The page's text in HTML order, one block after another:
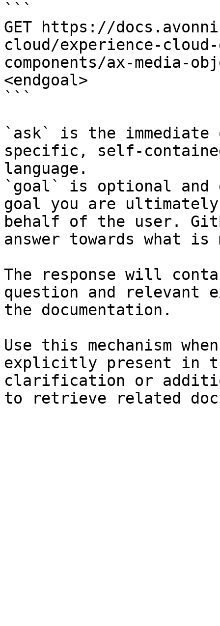
```
GET https://
cloud/experience-
components/ax-media-
<endgoal>
```
`ask` is the
specific, self-
language.
`goal` is optional and
goal you are
behalf of the user.
answer towards what
The response will
question and relevant
the documentation.
Use this mechanism
explicitly present in
clarification or